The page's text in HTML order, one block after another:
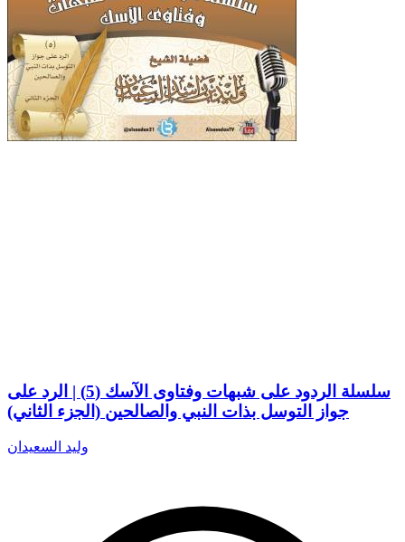
سلسلة الردود على شبهات وفتاوى الآسك (5) | الرد على
جواز التوسل بذات النبي والصالحين (الجزء الثاني)
وليد السعيدان